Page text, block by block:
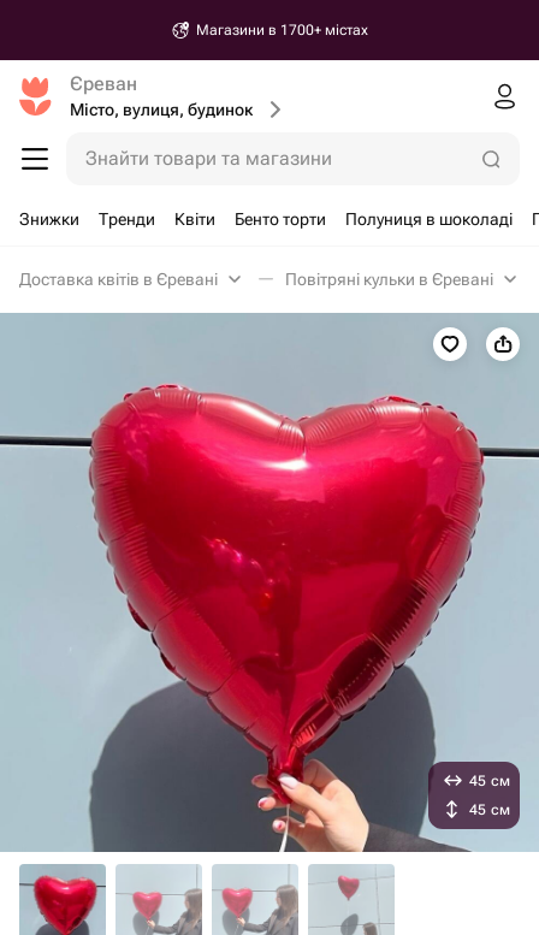
Магазини в 1700+ містах
Єреван
Місто, вулиця, будинок
Знайти товари та магазини
Знижки Тренди Квіти Бенто торти Полуниця в шоколаді
Доставка квітів в Єревані Повітряні кульки в Єревані
45 см
45 см